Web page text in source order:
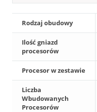
Rodzaj obudowy
Ilość gniazd
procesorów
Procesor w zestawie
Liczba
Wbudowanych
Procesorów